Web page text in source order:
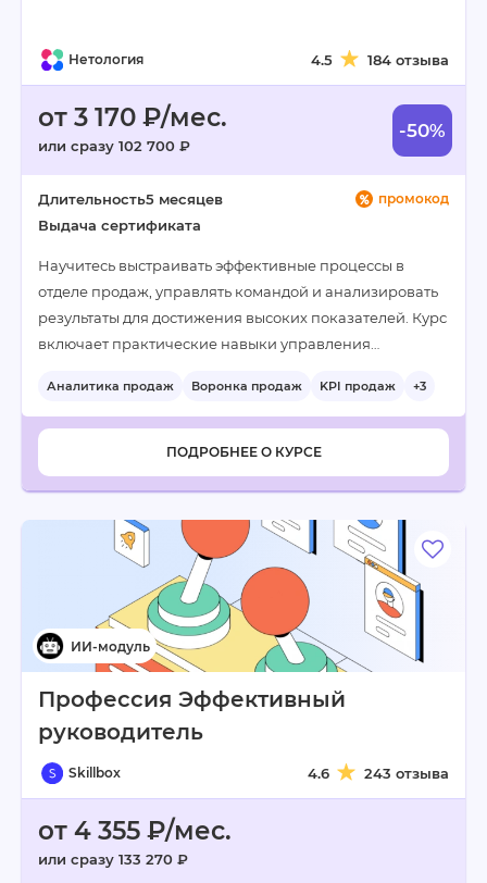
Нетология 4.5 184 отзыва
от 3 170 ₽/мес.
или сразу 102 700 ₽
-50%
промокод
Длительность5 месяцев
Выдача сертификата
Научитесь выстраивать эффективные процессы в
отделе продаж, управлять командой и анализировать
результаты для достижения высоких показателей. Курс
включает практические навыки управления…
Аналитика продаж Воронка продаж KPI продаж +3
ПОДРОБНЕЕ О КУРСЕ
Профессия Эффективный
руководитель
Skillbox 4.6 243 отзыва
от 4 355 ₽/мес.
или сразу 133 270 ₽